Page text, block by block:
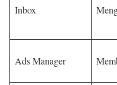
Inbox
Ads Manager